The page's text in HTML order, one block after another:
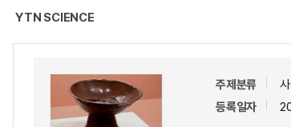
YTN SCIENCE
주제분류
등록일자